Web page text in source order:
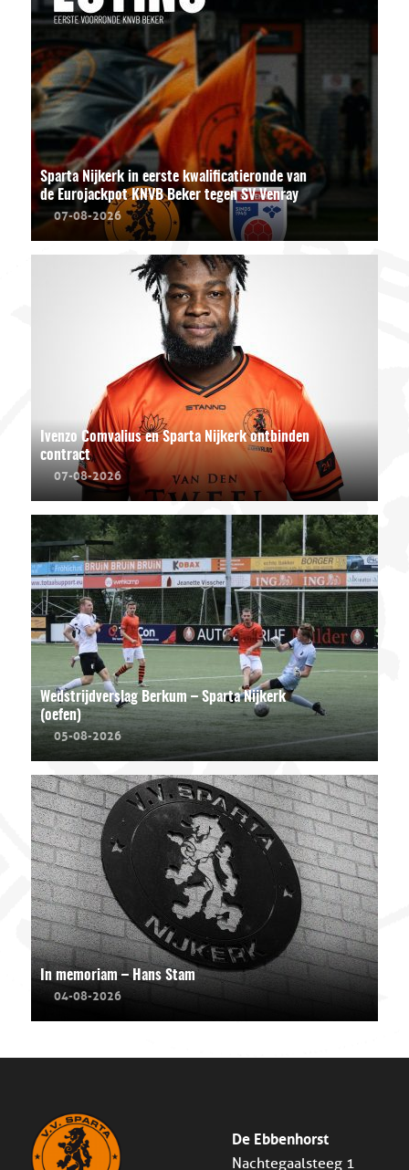
Sparta Nijkerk in eerste kwalificatieronde van
de Eurojackpot KNVB Beker tegen SV Venray
07-08-2026
Ivenzo Comvalius en Sparta Nijkerk ontbinden
contract
07-08-2026
Wedstrijdverslag Berkum – Sparta Nijkerk
(oefen)
05-08-2026
In memoriam – Hans Stam
04-08-2026
De Ebbenhorst
Nachtegaalsteeg 1